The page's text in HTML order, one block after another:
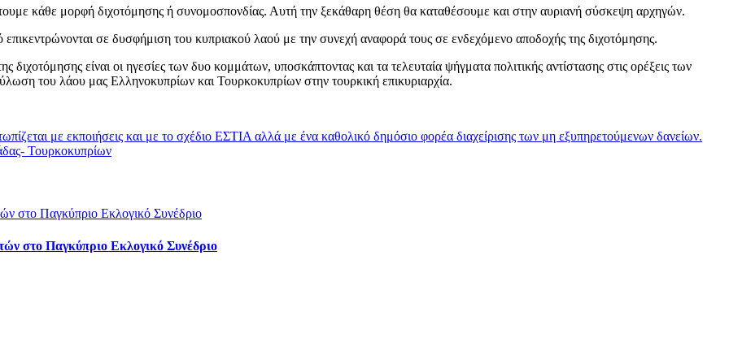
κάθε μορφή διχοτόμησης ή συνομοσπονδίας. Αυτή την ξεκάθαρη θέση θα καταθέσουμε και στην αυριανή σύσκεψη αρχηγών.
σε δυσφήμιση του κυπριακού λαού με την συνεχή αναφορά τους σε ενδεχόμενο αποδοχής της διχοτόμησης.
διχοτόμησης είναι οι ηγεσίες των δυο κομμάτων, υποσκάπτοντας και τα τελευταία ψήγματα πολιτικής αντίστασης στις ορέξεις των
του λάου μας Ελληνοκυπρίων και Τουρκοκυπρίων στην τουρκική επικυριαρχία.
με εκποιήσεις και με το σχέδιο ΕΣΤΙΑ αλλά με ένα καθολικό δημόσιο φορέα διαχείρισης των μη εξυπηρετούμενων δανείων.
Τουρκοκυπρίων
στο Παγκύπριο Εκλογικό Συνέδριο